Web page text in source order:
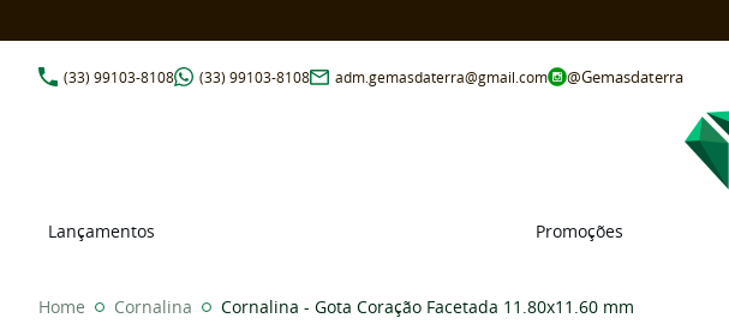
(33) 99103-8108 (33) 99103-8108 adm.gemasdaterra@gmail.com @Gemasdaterra
Lançamentos Promoções
Home Cornalina Cornalina - Gota Coração Facetada 11.80x11.60 mm